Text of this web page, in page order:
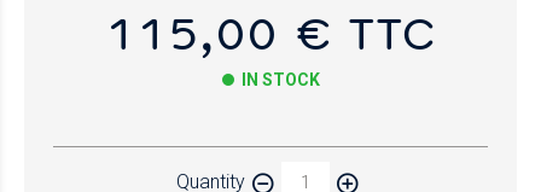
115,00 € TTC
IN STOCK
Quantity